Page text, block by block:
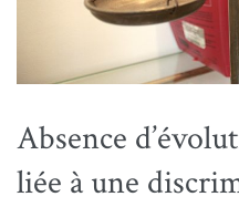
Absence
liée à une